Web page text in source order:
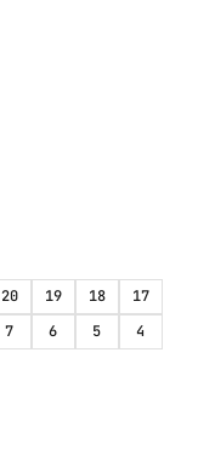
20 19 18
17
7 6 5
4